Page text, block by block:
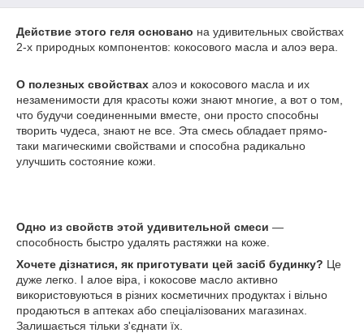
Действие этого геля основано на удивительных свойствах
2-х природных компонентов: кокосового масла и алоэ вера.
О полезных свойствах алоэ и кокосового масла и их
незаменимости для красоты кожи знают многие, а вот о том,
что будучи соединенными вместе, они просто способны
творить чудеса, знают не все. Эта смесь обладает прямо-
таки магическими свойствами и способна радикально
улучшить состояние кожи.
Одно из свойств этой удивительной смеси —
способность быстро удалять растяжки на коже.
Хочете дізнатися, як приготувати цей засіб будинку? Це
дуже легко. І алое віра, і кокосове масло активно
використовуються в різних косметичних продуктах і вільно
продаються в аптеках або спеціалізованих магазинах.
Залишається тільки з'єднати їх.